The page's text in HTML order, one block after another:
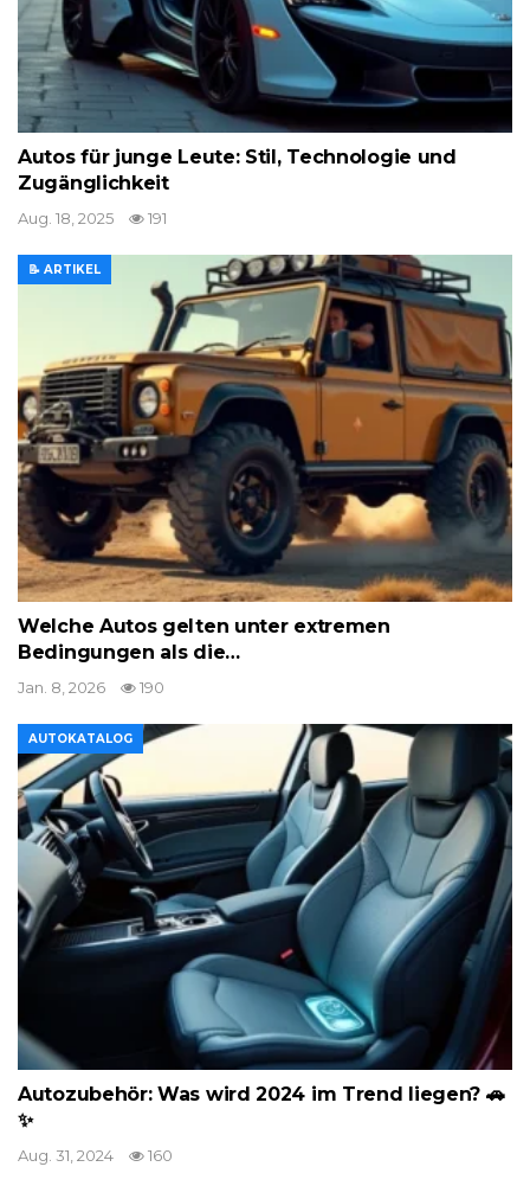
Autos für junge Leute: Stil, Technologie und
Zugänglichkeit
Aug. 18, 2025 191
📝 ARTIKEL
Welche Autos gelten unter extremen
Bedingungen als die…
Jan. 8, 2026 190
AUTOKATALOG
Autozubehör: Was wird 2024 im Trend liegen? 🚗
✨
Aug. 31, 2024 160